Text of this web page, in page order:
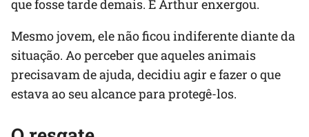
que fosse tarde demais. E Arthur enxergou.
Mesmo jovem, ele não ficou indiferente diante da
situação. Ao perceber que aqueles animais
precisavam de ajuda, decidiu agir e fazer o que
estava ao seu alcance para protegê-los.